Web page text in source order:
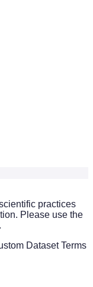
practices
Please use the
Dataset Terms